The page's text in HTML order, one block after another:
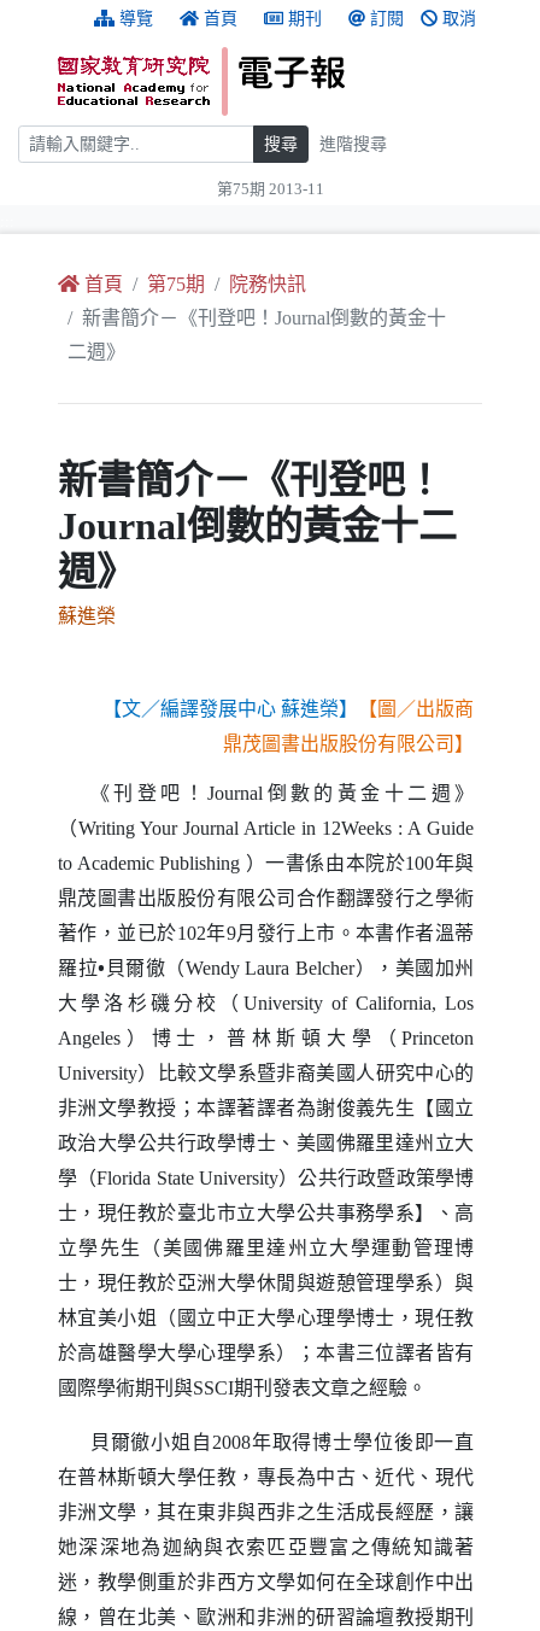
跳到主要內容 導覽 首頁 期刊 訂閱 取消
搜尋 搜尋 進階搜尋
第75期 2013-11
首頁 第75期
院務快訊
新書簡介－《刊登吧！Journal倒數的黃金十
二週》
新書簡介－《刊登吧！
Journal倒數的黃金十二
週》
蘇進榮
【文／編譯發展中心 蘇進榮】
【圖／出版商
鼎茂圖書出版股份有限公司】
《刊登吧！Journal 倒數的黃金十二週》
（Writing Your Journal Article in 12Weeks : A Guide
to Academic Publishing ）一書係由本院於100年與
鼎茂圖書出版股份有限公司合作翻譯發行之學術
著作，並已於102年9月發行上市。本書作者溫蒂
羅拉•貝爾徹（Wendy Laura Belcher），美國加州
大學洛杉磯分校（ University of California, Los
Angeles ）博士，普林斯頓大學（Princeton
University）比較文學系暨非裔美國人研究中心的
非洲文學教授；本譯著譯者為謝俊義先生【國立
政治大學公共行政學博士、美國佛羅里達州立大
學（Florida State University）公共行政暨政策學博
士，現任教於臺北市立大學公共事務學系】、高
立學先生（美國佛羅里達州立大學運動管理博
士，現任教於亞洲大學休閒與遊憩管理學系）與
林宜美小姐（國立中正大學心理學博士，現任教
於高雄醫學大學心理學系）；本書三位譯者皆有
國際學術期刊與SSCI期刊發表文章之經驗。
貝爾徹小姐自 2008年取得博士學位後即一直
在普林斯頓大學任教，專長為中古、近代、現代
非洲文學，其在東非與西非之生活成長經歷，讓
她深深地為迦納與衣索匹亞豐富之傳統知識著
迷，教學側重於非西方文學如何在全球創作中出
線，曾在北美、歐洲和非洲的研習論壇教授期刊